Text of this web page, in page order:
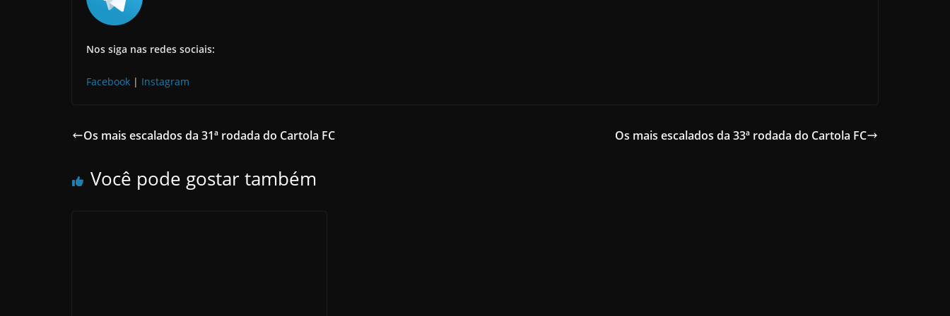
Nos siga nas redes sociais:
Facebook | Instagram
Os mais escalados da 31ª rodada do Cartola FC Os mais escalados da 33ª rodada do Cartola FC
Você pode gostar também